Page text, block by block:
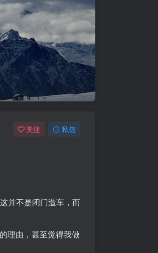
关注 私信
并不是闭门造车，而
理由，甚至觉得我做